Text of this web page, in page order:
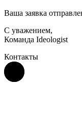
Ваша заявка
С уважением,
Команда Ideologist
Контакты